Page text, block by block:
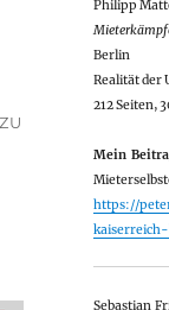
Philipp
Berlin
Realität der
212 Seiten,
Mein
https://
Sebastian